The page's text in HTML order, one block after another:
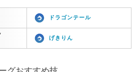
ドラゴンテール
げきりん